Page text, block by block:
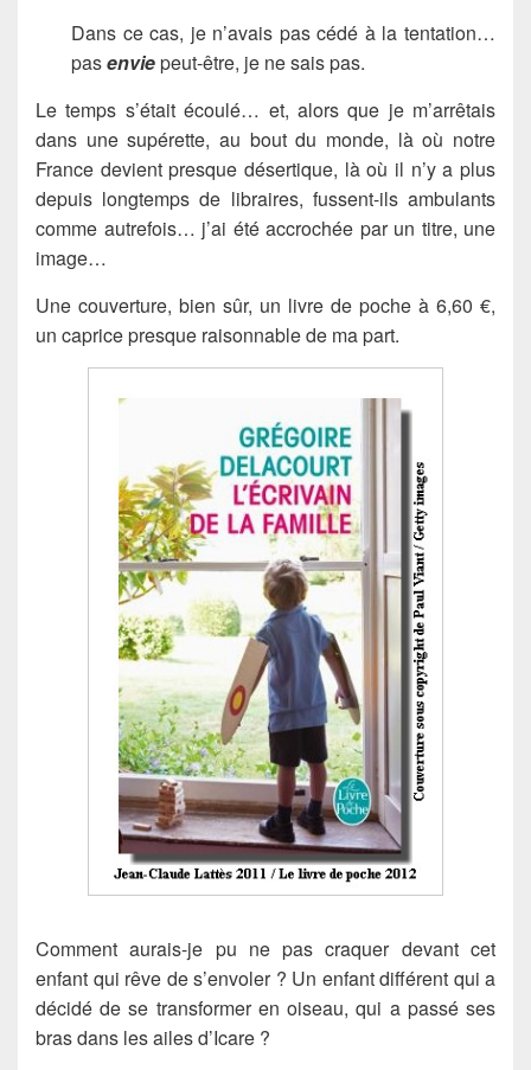
Dans ce cas, je n’avais pas cédé à la tentation…
pasenviepeut-être, je ne sais pas.
Le temps s’était écoulé… et, alors que je m’arrêtais
dans une supérette, au bout du monde, là où notre
France devient presque désertique, là où il n’y a plus
depuis longtemps de libraires, fussent-ils ambulants
comme autrefois… j’ai été accrochée par un titre, une
image…
Une couverture, bien sûr, un livre de poche à 6,60 €,
un caprice presque raisonnable de ma part.
Comment aurais-je pu ne pas craquer devant cet
enfant qui rêve de s’envoler ? Un enfant différent qui a
décidé de se transformer en oiseau, qui a passé ses
bras dans les ailes d’Icare ?